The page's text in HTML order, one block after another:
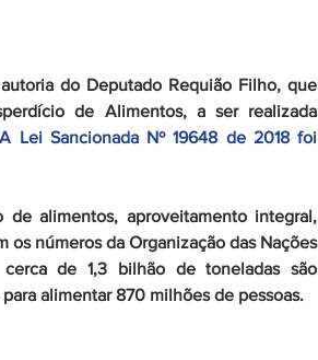
do Deputado Requião Filho, que
de Alimentos, a ser realizada
A Lei Sancionada Nº 19648 de 2018 foi
alimentos, aproveitamento integral,
números da Organização das Nações
de 1,3 bilhão de toneladas são
alimentar 870 milhões de pessoas.